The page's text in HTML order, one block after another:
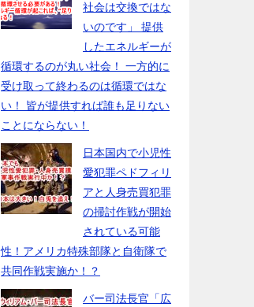
社会は交換ではな
いのです」 提供
したエネルギーが
循環するのが丸い社会！ 一方的に
受け取って終わるのは循環ではな
い！ 皆が提供すれば誰も足りない
ことにならない！
日本国内で小児性
愛犯罪ペドフィリ
アと人身売買犯罪
の掃討作戦が開始
されている可能
性！アメリカ特殊部隊と自衛隊で
共同作戦実施か！？
バー司法長官「広